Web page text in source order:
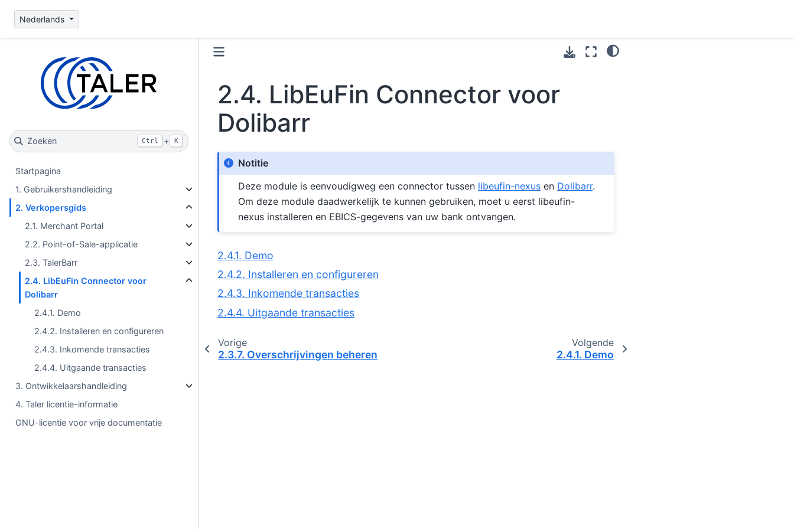
Nederlands
Zoeken Ctrl + K
Startpagina
1. Gebruikershandleiding
2. Verkopersgids
2.1. Merchant Portal
2.2. Point-of-Sale-applicatie
2.3. TalerBarr
2.4. LibEuFin Connector voor
Dolibarr
2.4.1. Demo
2.4.2. Installeren en configureren
2.4.3. Inkomende transacties
2.4.4. Uitgaande transacties
3. Ontwikkelaarshandleiding
4. Taler licentie-informatie
GNU-licentie voor vrije documentatie
2.4. LibEuFin Connector voor
Dolibarr
Notitie
Deze module is eenvoudigweg een connector tussen libeufin-nexus en Dolibarr.
Om deze module daadwerkelijk te kunnen gebruiken, moet u eerst libeufin-
nexus installeren en EBICS-gegevens van uw bank ontvangen.
2.4.1. Demo
2.4.2. Installeren en configureren
2.4.3. Inkomende transacties
2.4.4. Uitgaande transacties
Vorige
2.3.7. Overschrijvingen beheren
Volgende
2.4.1. Demo